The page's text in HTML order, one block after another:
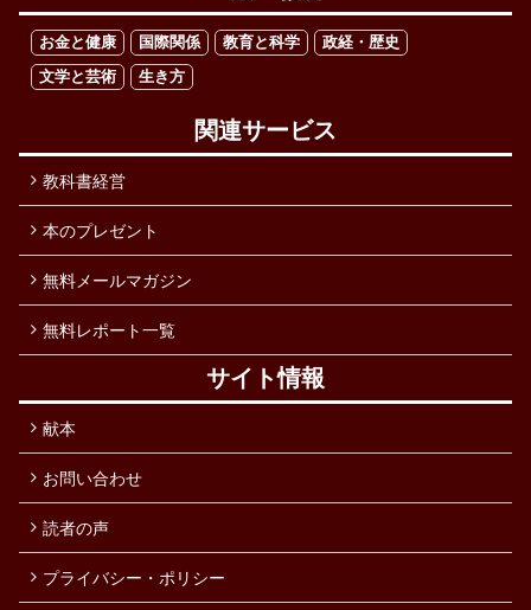
お金と健康 国際関係 教育と科学
政経・歴史
文学と芸術
生き方
関連サービス
教科書経営
本のプレゼント
無料メールマガジン
無料レポート一覧
サイト情報
献本
お問い合わせ
読者の声
プライバシー・ポリシー